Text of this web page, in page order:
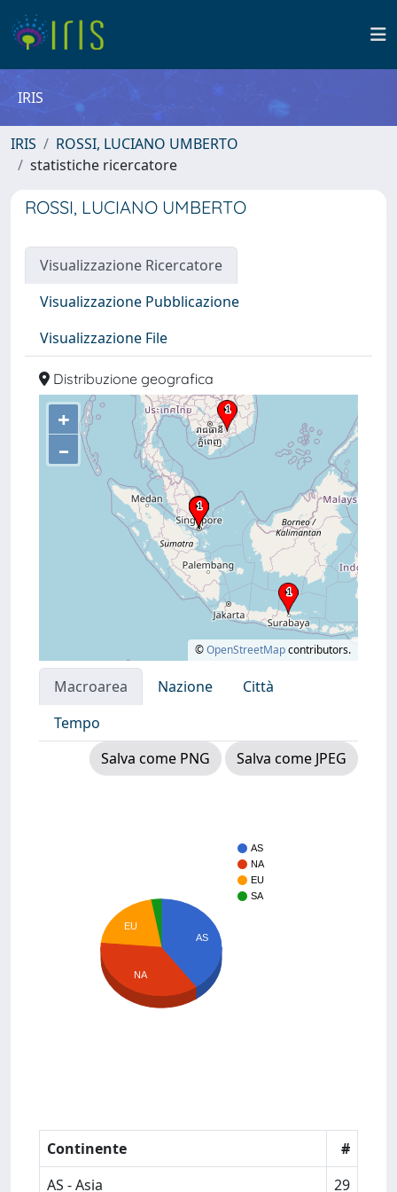
IRIS
IRIS
ROSSI, LUCIANO UMBERTO
statistiche ricercatore
ROSSI, LUCIANO UMBERTO
Visualizzazione Ricercatore
Visualizzazione Pubblicazione
Visualizzazione File
Distribuzione geografica
+
–
©OpenStreetMapcontributors.
Macroarea Nazione
Città
Tempo
Salva come PNG
Salva come JPEG
AS
NA
EU
SA
AS
EU
NA
Continente
#
AS - Asia
29